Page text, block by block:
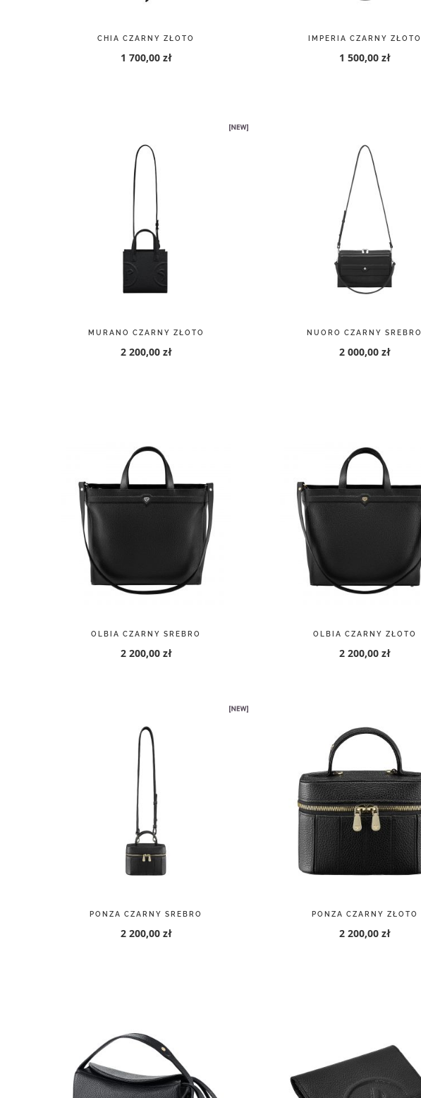
CHIA CZARNY ZŁOTO
1 700,00 zł
IMPERIA CZARNY ZŁOTO
1 500,00 zł
MURANO CZARNY ZŁOTO
2 200,00 zł
NUORO CZARNY SREBRO
2 000,00 zł
OLBIA CZARNY SREBRO
2 200,00 zł
OLBIA CZARNY ZŁOTO
2 200,00 zł
PONZA CZARNY SREBRO
2 200,00 zł
PONZA CZARNY ZŁOTO
2 200,00 zł